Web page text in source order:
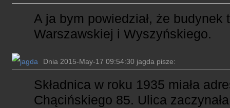
A ja bym powiedział, że budynek
Warszawskiej i Wyszyńskiego.
Dnia 2015-May-17 09:54:30 jagda pisze:
Składnica w roku 1935 miała
Chącińskiego 85. Ulica